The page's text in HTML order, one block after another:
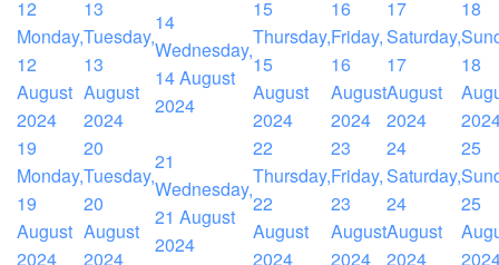
12
Monday,
12
August
2024
13
Tuesday,
13
August
2024
14
Wednesday,
14 August
2024
15
Thursday,
15
August
2024
16
Friday,
16
August
2024
17
Saturday,
17
August
2024
18
18
19
Monday,
19
August
2024
20
Tuesday,
20
August
2024
21
Wednesday,
21 August
2024
22
Thursday,
22
August
2024
23
Friday,
23
August
2024
24
Saturday,
24
August
2024
25
25